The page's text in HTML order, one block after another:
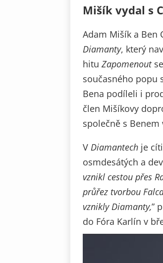
Mišík vydal s
Adam Mišík a Ben
Diamanty, který
hitu Zapomenout
současného popu
Bena podíleli i
člen Mišíkovy
společně s Benem
V Diamantech je
osmdesátých a
vznikl cestou přes
průřez tvorbou
vznikly Diamanty,”
do Fóra Karlín v